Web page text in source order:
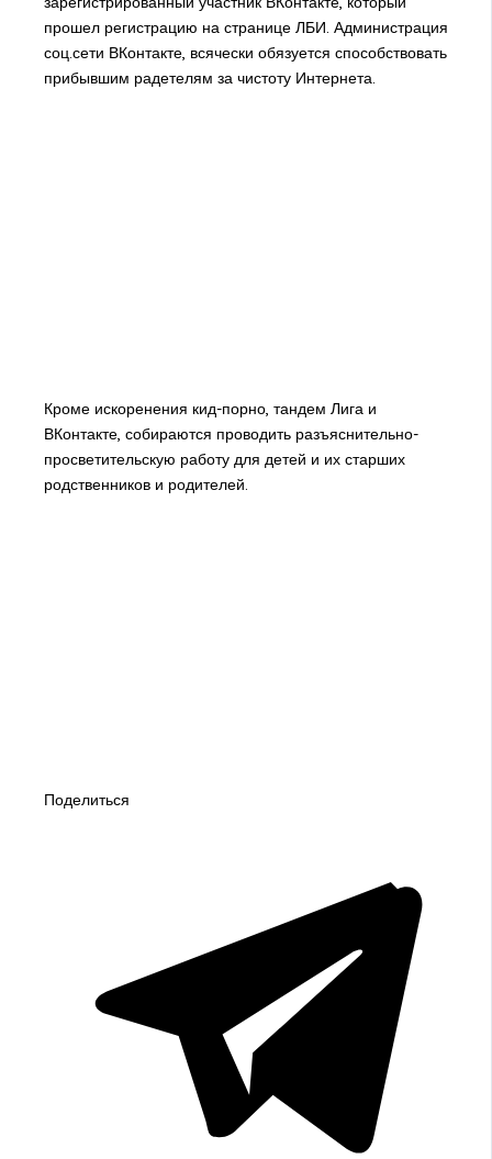
прошел регистрацию на странице ЛБИ. Администрация
соц.сети ВКонтакте, всячески обязуется способствовать
прибывшим радетелям за чистоту Интернета.
Кроме искоренения кид-порно, тандем Лига и
ВКонтакте, собираются проводить разъяснительно-
просветительскую работу для детей и их старших
родственников и родителей.
Поделиться